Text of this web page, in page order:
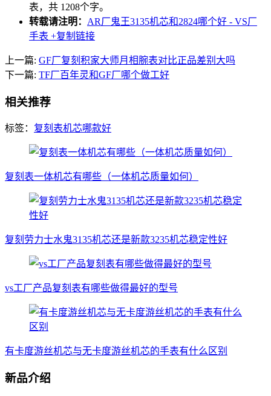
表，共 1208个字。
转载请注明： AR厂鬼王3135机芯和2824哪个好 - VS厂
手表 +复制链接
上一篇: GF厂复刻积家大师月相腕表对比正品差别大吗
下一篇: TF厂百年灵和GF厂哪个做工好
相关推荐
标签： 复刻表机芯哪款好
复刻表一体机芯有哪些（一体机芯质量如何）
复刻劳力士水鬼3135机芯还是新款3235机芯稳定性好
vs工厂产品复刻表有哪些做得最好的型号
有卡度游丝机芯与无卡度游丝机芯的手表有什么区别
新品介绍